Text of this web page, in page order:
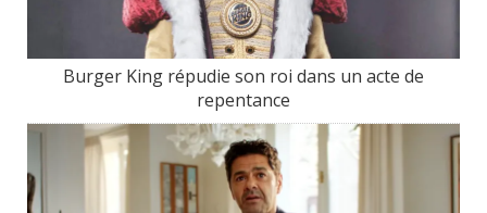
Burger King répudie son roi dans un acte de
repentance